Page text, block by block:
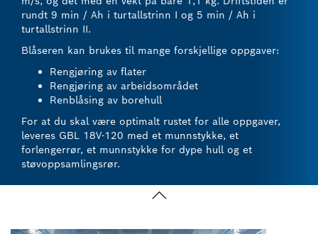
rundt 9 min / Ah i turtallstrinn I og 5 min / Ah i
turtallstrinn II.
Blåseren kan brukes til mange forskjellige oppgaver:
Rengjøring av flater
Rengjøring av arbeidsområdet
Renblåsing av borehull
For at du skal være optimalt rustet for alle oppgaver,
leveres GBL 18V-120 med et munnstykke, et
forlengerrør, et munnstykke for dype hull og et
støvoppsamlingsrør.